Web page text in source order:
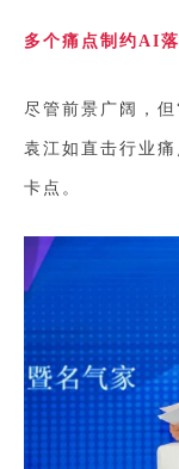
多个痛点制约AI
尽管前景广阔，
袁江如直击行业
卡点。